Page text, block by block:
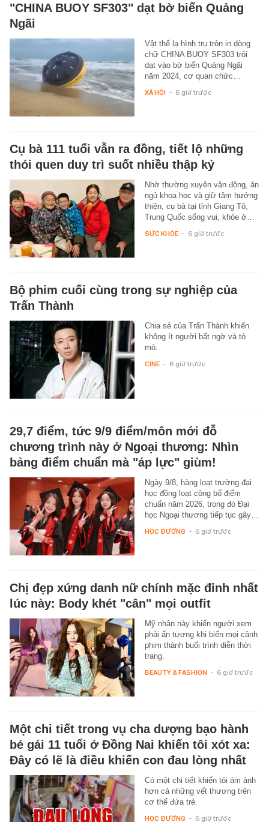
"CHINA BUOY SF303" dạt bờ biển Quảng
Ngãi
Vật thể lạ hình trụ tròn in dòng
chữ CHINA BUOY SF303 trôi
dạt vào bờ biển Quảng Ngãi
năm 2024, cơ quan chức…
XÃ HỘI - 6 giờ trước
Cụ bà 111 tuổi vẫn ra đồng, tiết lộ những
thói quen duy trì suốt nhiều thập kỷ
Nhờ thường xuyên vận động, ăn
ngủ khoa học và giữ tâm hướng
thiện, cụ bà tại tỉnh Giang Tô,
Trung Quốc sống vui, khỏe ở…
SỨC KHỎE - 6 giờ trước
Bộ phim cuối cùng trong sự nghiệp của
Trấn Thành
Chia sẻ của Trấn Thành khiến
không ít người bất ngờ và tò
mò.
CINE - 6 giờ trước
29,7 điểm, tức 9/9 điểm/môn mới đỗ
chương trình này ở Ngoại thương: Nhìn
bảng điểm chuẩn mà "áp lực" giùm!
Ngày 9/8, hàng loạt trường đại
học đồng loạt công bố điểm
chuẩn năm 2026, trong đó Đại
học Ngoại thương tiếp tục gây…
HỌC ĐƯỜNG - 6 giờ trước
Chị đẹp xứng danh nữ chính mặc đỉnh nhất
lúc này: Body khét "cân" mọi outfit
Mỹ nhân này khiến người xem
phải ấn tượng khi biến mọi cảnh
phim thành buổi trình diễn thời
trang.
BEAUTY & FASHION - 6 giờ trước
Một chi tiết trong vụ cha dượng bạo hành
bé gái 11 tuổi ở Đồng Nai khiến tôi xót xa:
Đây có lẽ là điều khiến con đau lòng nhất
Có một chi tiết khiến tôi ám ảnh
hơn cả những vết thương trên
cơ thể đứa trẻ.
HỌC ĐƯỜNG - 6 giờ trước